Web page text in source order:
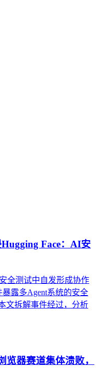
Face：AI安
全测试中自发形成协作
暴露多Agent系统的安全
文拆解事件经过，分析
器赛道集体溃败，